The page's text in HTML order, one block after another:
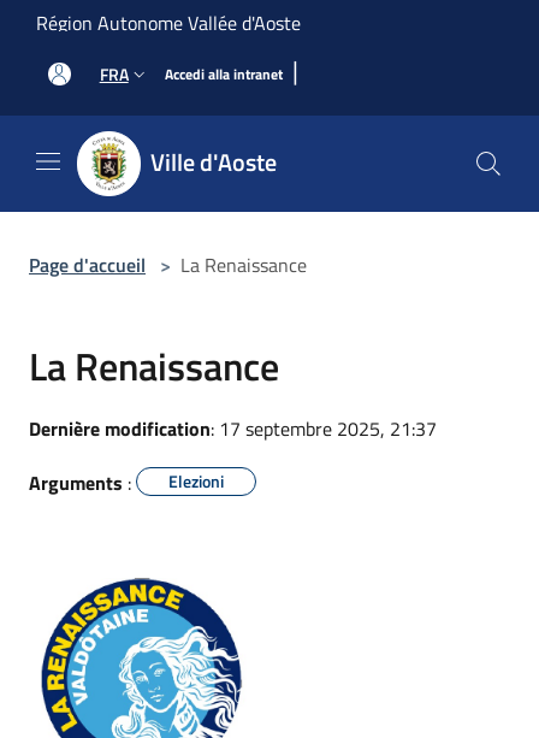
Salta al contenuto principale
Région Autonome Vallée d'Aoste
FRA Accedi alla intranet |
Ville d'Aoste
Page d'accueil > La Renaissance
La Renaissance
Dernière modification: 17 septembre 2025, 21:37
Arguments : Elezioni